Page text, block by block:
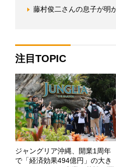
藤村俊二さんの息子が明
注目TOPIC
ジャングリア沖縄、開業1周年
で「経済効果494億円」の大き